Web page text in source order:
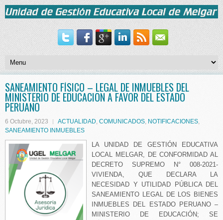
SANEAMIENTO FÍSICO – LEGAL DE INMUEBLES DEL
MINISTERIO DE EDUCACION A FAVOR DEL ESTADO
PERUANO
6 Octubre, 2023 ACTUALIDAD, COMUNICADOS, NOTIFICACIONES,
SANEAMIENTO INMUEBLES
LA UNIDAD DE GESTIÓN EDUCATIVA
LOCAL MELGAR, DE CONFORMIDAD AL
DECRETO SUPREMO N° 008-2021-
VIVIENDA, QUE DECLARA LA
NECESIDAD Y UTILIDAD PÚBLICA DEL
SANEAMIENTO LEGAL DE LOS BIENES
INMUEBLES DEL ESTADO PERUANO –
MINISTERIO DE EDUCACIÓN; SE